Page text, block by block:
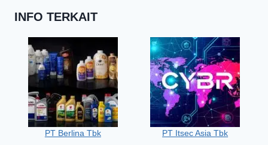
INFO TERKAIT
PT Berlina Tbk PT Itsec Asia Tbk